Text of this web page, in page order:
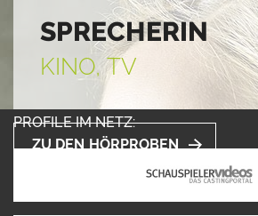
SPRECHERIN
KINO, TV
ZU DEN HÖRPROBEN
PROFILE IM NETZ: